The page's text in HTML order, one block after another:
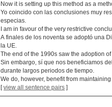
Now it is setting up this method as a
Yo coincido con las conclusiones muy
especias.
I am in favour of the very restrictive
A finales de los noventa se adoptó una
la UE.
The end of the 1990s saw the adoption
Sin embargo, sí que nos beneficiamos
durante largos periodos de tiempo.
We do, however, benefit from
[view all sentence pairs ]